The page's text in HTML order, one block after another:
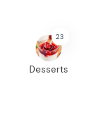
23
Desserts